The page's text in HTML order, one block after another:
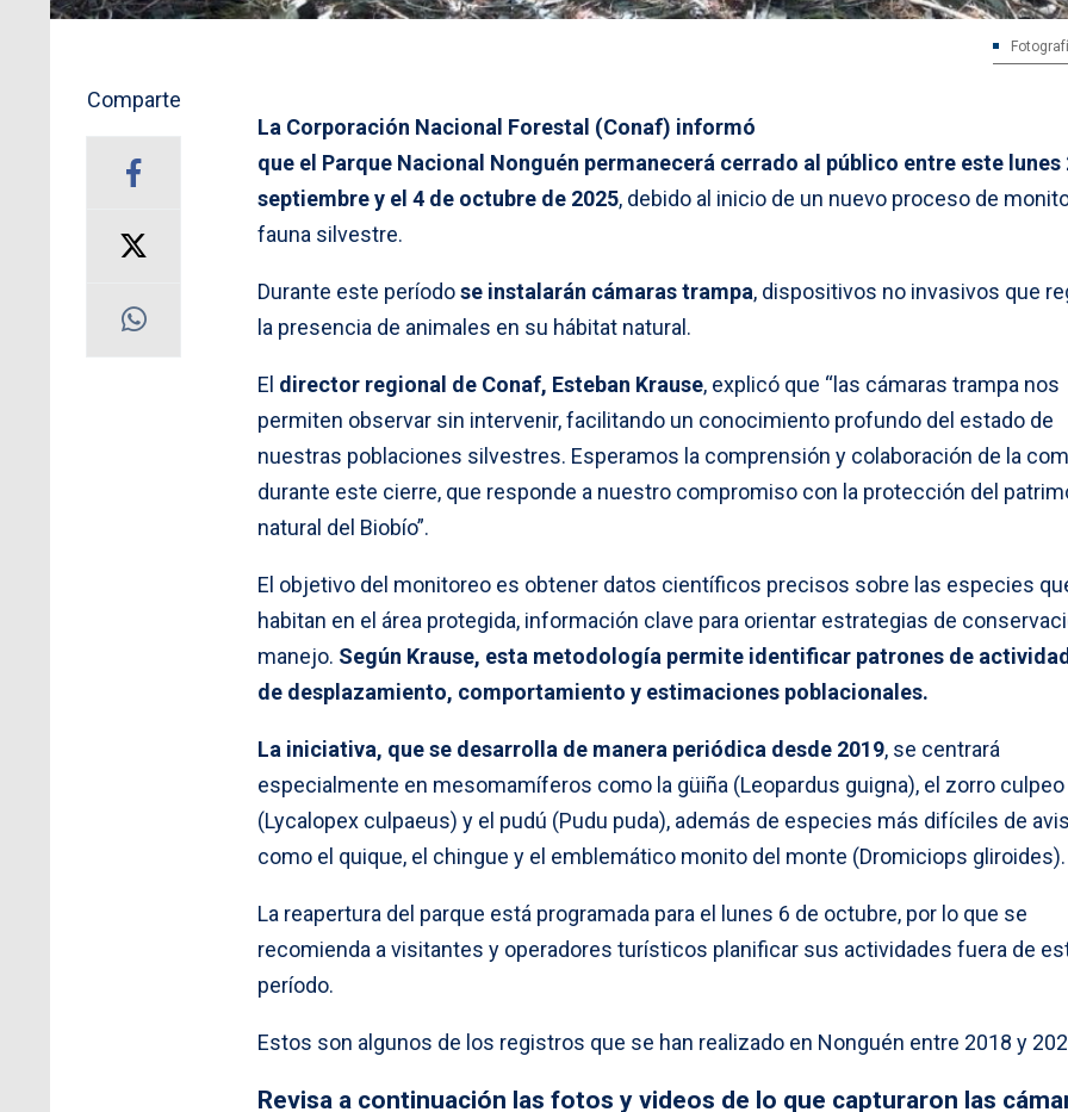
Comparte
La Corporación Nacional Forestal (Conaf) informó
que el Parque Nacional Nonguén permanecerá cerrado al público entre este lunes
septiembre y el 4 de octubre de 2025, debido al inicio de un nuevo proceso de
fauna silvestre.
Durante este períodose instalarán cámaras trampa, dispositivos no invasivos que
la presencia de animales en su hábitat natural.
El director regional de Conaf, Esteban Krause, explicó que “las cámaras trampa nos
permiten observar sin intervenir, facilitando un conocimiento profundo del estado de
nuestras poblaciones silvestres. Esperamos la comprensión y colaboración de la
durante este cierre, que responde a nuestro compromiso con la protección del
natural del Biobío”.
El objetivo del monitoreo es obtener datos científicos precisos sobre las especies
habitan en el área protegida, información clave para orientar estrategias de
manejo. Según Krause, esta metodología permite identificar patrones de
de desplazamiento, comportamiento y estimaciones poblacionales.
La iniciativa, que se desarrolla de manera periódica desde 2019, se centrará
especialmente en mesomamíferos como la güiña (Leopardus guigna), el zorro culpeo
(Lycalopex culpaeus) y el pudú (Pudu puda), además de especies más difíciles de
como el quique, el chingue y el emblemático monito del monte (Dromiciops gliroides).
La reapertura del parque está programada para el lunes 6 de octubre, por lo que se
recomienda a visitantes y operadores turísticos planificar sus actividades fuera de
período.
Estos son algunos de los registros que se han realizado en Nonguén entre 2018 y
Revisa a continuación las fotos y videos de lo que capturaron las